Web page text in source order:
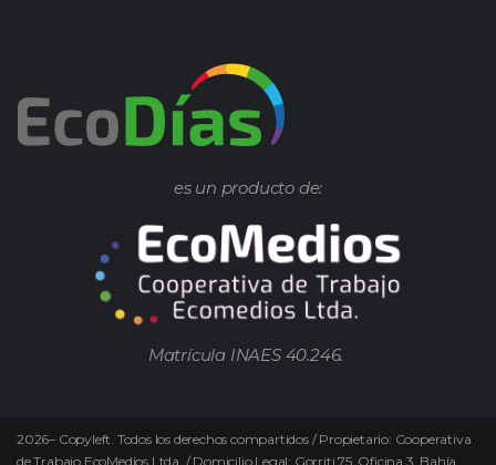
es un producto de:
Matrícula INAES 40.246.
2026– Copyleft. Todos los derechos compartidos / Propietario: Cooperativa
de Trabajo EcoMedios Ltda. / Domicilio Legal: Gorriti 75. Oficina 3. Bahía